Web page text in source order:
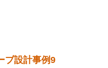
ブ設計事例9